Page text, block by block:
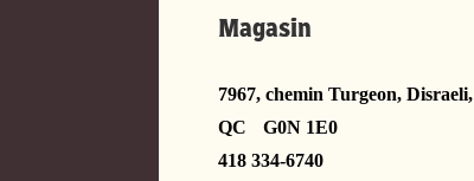
Magasin
7967, chemin Turgeon, Disraeli,
QC G0N 1E0
418 334-6740